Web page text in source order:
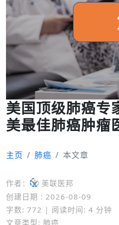
美国顶级肺癌
美最佳肺癌肿瘤
主页 肺癌 本文章
作者：
美联医邦
创建日期 : 2026-08-09
字数: 772 | 阅读时间: 4 分钟
文章类型: 肺癌